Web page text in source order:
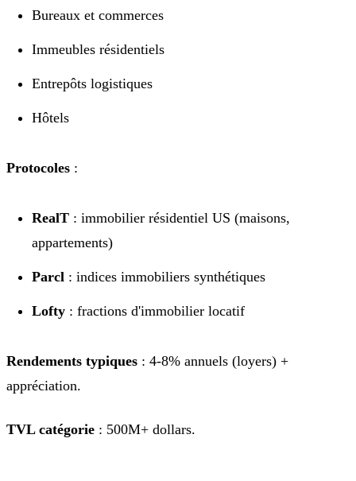
Bureaux et commerces
Immeubles résidentiels
Entrepôts logistiques
Hôtels
Protocoles :
RealT : immobilier résidentiel US (maisons,
appartements)
Parcl : indices immobiliers synthétiques
Lofty : fractions d'immobilier locatif
Rendements typiques : 4-8% annuels (loyers) +
appréciation.
TVL catégorie : 500M+ dollars.